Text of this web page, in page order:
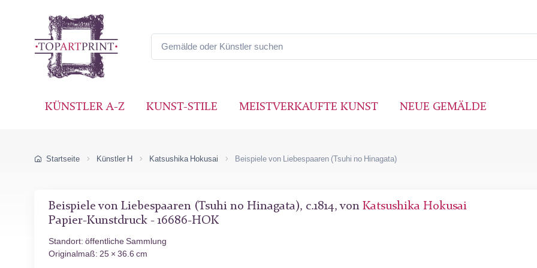
KÜNSTLER A-Z KUNST-STILE MEISTVERKAUFTE KUNST NEUE GEMÄLDE
Startseite Künstler H Katsushika Hokusai Beispiele von Liebespaaren (Tsuhi no Hinagata)
Beispiele von Liebespaaren (Tsuhi no Hinagata), c.1814, von Katsushika Hokusai
Papier-Kunstdruck - 16686-HOK
Standort: öffentliche Sammlung
Originalmaß: 25 × 36.6 cm